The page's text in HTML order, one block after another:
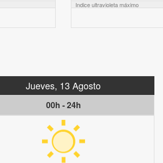
Indice ultravioleta máximo
Jueves, 13 Agosto
00h - 24h